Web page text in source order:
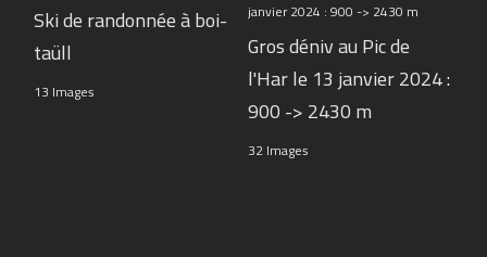
Ski de randonnée à boi-
taüll
13 Images
Gros déniv au Pic de
l'Har le 13 janvier 2024 :
900 -> 2430 m
32 Images